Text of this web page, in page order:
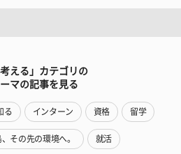
考える」カテゴリの
マの記事を見る
る インターン 資格 留学
、その先の環境へ。 就活